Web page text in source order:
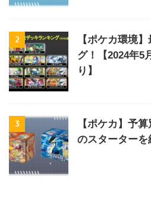
2
【ポケカ環境
グ！【2024年5
り】
3
【ポケカ】予
のスターターを